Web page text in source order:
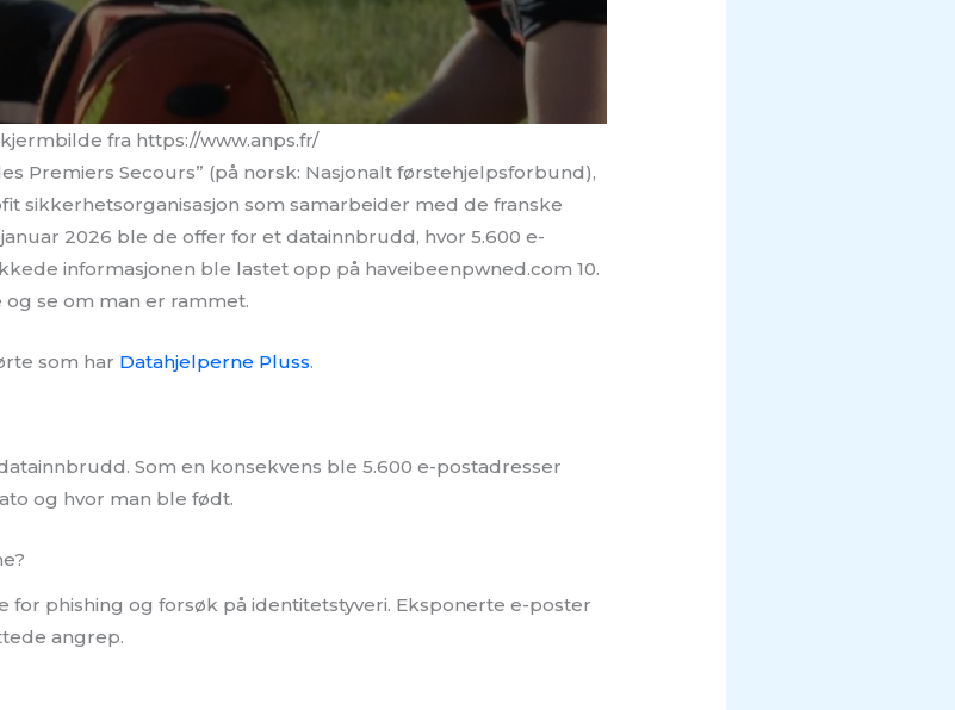
fra https://www.anps.fr/
Premiers Secours” (på norsk: Nasjonalt førstehjelpsforbund),
sikkerhetsorganisasjon som samarbeider med de franske
2026 ble de offer for et datainnbrudd, hvor 5.600 e-
informasjonen ble lastet opp på haveibeenpwned.com 10.
se om man er rammet.
som har Datahjelperne Pluss.
Som en konsekvens ble 5.600 e-postadresser
og hvor man ble født.
for phishing og forsøk på identitetstyveri. Eksponerte e-poster
angrep.